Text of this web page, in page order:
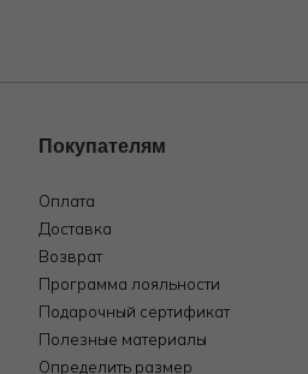
Покупателям
Оплата
Доставка
Возврат
Программа лояльности
Подарочный сертификат
Полезные материалы
Определить размер